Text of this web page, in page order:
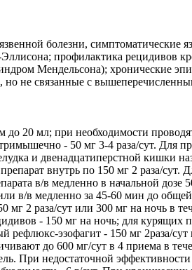
болезни, симптоматические
профилактика рецидивов
Мендельсона); хронические
не связанные с
20 мл; при необходимости
- 50 мг 3-4 раза/сут. Для
и двенадцатиперстной кишки
внутрь по 150 мг 2 раза/сут.
в/в медленно в начальной
в/в медленно за 45-60 мин до
мг 2 раза/сут или 300 мг на ночь в
- 150 мг на ночь; для
рефлюкс-эзофагит - 150 мг 2paза/
до 600 мг/сут в 4 приема в
При недостаточной